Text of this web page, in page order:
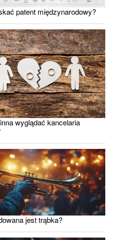
patent międzynarodowy?
wyglądać kancelaria
jest trąbka?